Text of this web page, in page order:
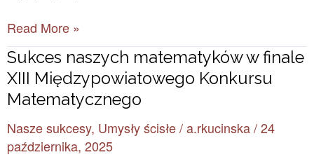
Read More »
Sukces naszych matematyków w finale
XIII Międzypowiatowego Konkursu
Matematycznego
Nasze sukcesy, Umysły ścisłe/a.rkucinska/24
października, 2025
Sukces
naszych
matematyków
w
finale
XIII